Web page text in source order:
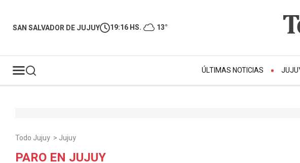
SAN SALVADOR DE JUJUY 19:16 HS. 13°
ÚLTIMAS NOTICIAS
Todo Jujuy > Jujuy
PARO EN JUJUY